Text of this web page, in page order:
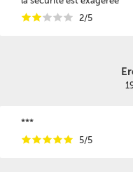
iiiii 2/5
***
iiiii 5/5